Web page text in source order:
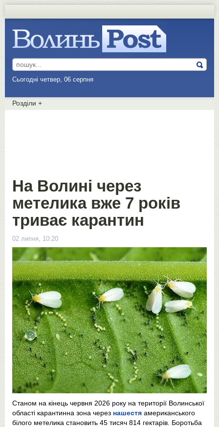
Сьогодні четвер, 06 серпня
Розділи +
На Волині через
метелика вже 7 років
триває карантин
02 липня, 10:20
Станом на кінець червня 2026 року на території Волинської
області карантинна зона через нашестя американського
білого метелика становить 45 тисяч 814 гектарів. Боротьба